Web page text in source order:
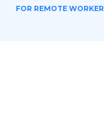
FOR REMOTE WORKER